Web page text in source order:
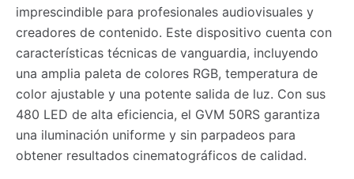
imprescindible para profesionales audiovisuales y
creadores de contenido. Este dispositivo cuenta con
características técnicas de vanguardia, incluyendo
una amplia paleta de colores RGB, temperatura de
color ajustable y una potente salida de luz. Con sus
480 LED de alta eficiencia, el GVM 50RS garantiza
una iluminación uniforme y sin parpadeos para
obtener resultados cinematográficos de calidad.